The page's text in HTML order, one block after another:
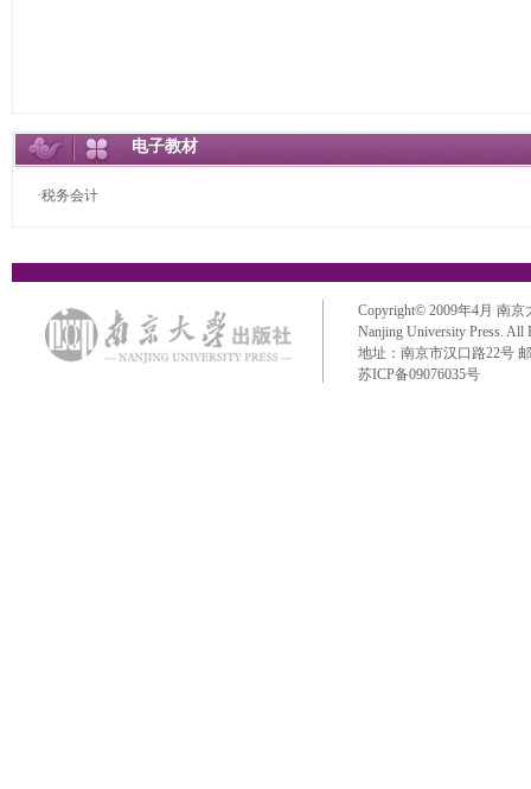
电子教材
·税务会计
Copyright© 2009年4月 南京
Nanjing University Press. All
地址：南京市汉口路22号
苏ICP备09076035号